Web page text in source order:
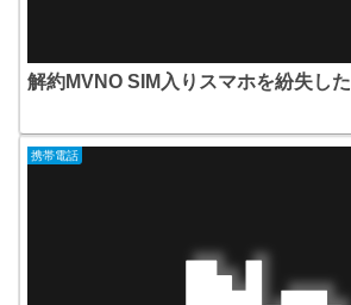
解約MVNO SIM入りスマホを紛失した
携帯電話